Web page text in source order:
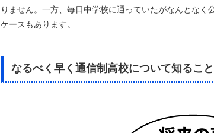
りません。一方、毎日中学校に通っていたがなんとな
ケースもあります。
なるべく早く通信制高校について知るこ